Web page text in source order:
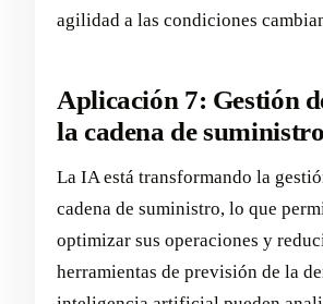
agilidad a las condiciones
Aplicación 7: Gestión
la cadena de suministro
La IA está transformando la
cadena de suministro, lo que
optimizar sus operaciones y
herramientas de previsión de la